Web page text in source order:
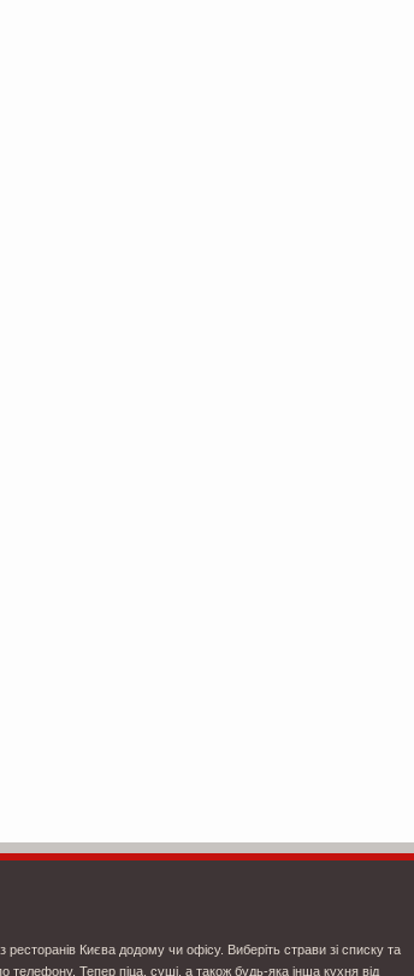
ресторанів Києва додому чи офісу. Виберіть страви зі списку та
телефону. Тепер піца, суші, а також будь-яка інша кухня від